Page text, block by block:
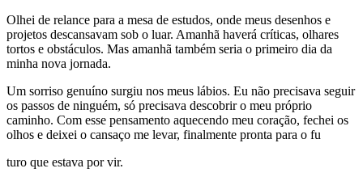
Olhei de relance para a mesa de estudos, onde meus desenhos e
projetos descansavam sob o luar. Amanhã haverá críticas, olhares
tortos e obstáculos. Mas amanhã também seria o primeiro dia da
minha nova jornada.
Um sorriso genuíno surgiu nos meus lábios. Eu não precisava seguir
os passos de ninguém, só precisava descobrir o meu próprio
caminho. Com esse pensamento aquecendo meu coração, fechei os
olhos e deixei o cansaço me levar, finalmente pronta para o fu
turo que estava por vir.